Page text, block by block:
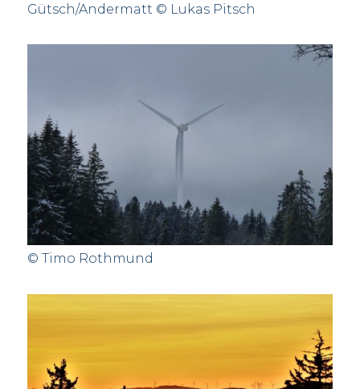
Gütsch/Andermatt © Lukas Pitsch
© Timo Rothmund